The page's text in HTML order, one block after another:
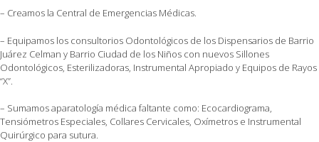
– Creamos la Central de Emergencias Médicas.
– Equipamos los consultorios Odontológicos de los Dispensarios de Barrio
Juárez Celman y Barrio Ciudad de los Niños con nuevos Sillones
Odontológicos, Esterilizadoras, Instrumental Apropiado y Equipos de Rayos
“X”.
– Sumamos aparatología médica faltante como: Ecocardiograma,
Tensiómetros Especiales, Collares Cervicales, Oxímetros e Instrumental
Quirúrgico para sutura.